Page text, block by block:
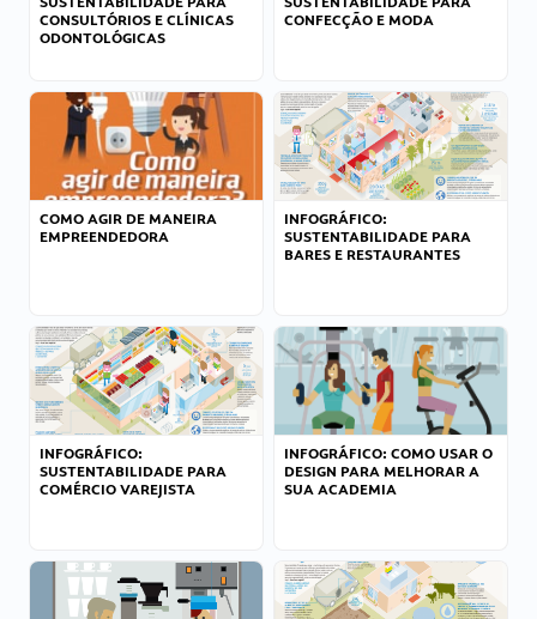
CONSULTÓRIOS E CLÍNICAS
ODONTOLÓGICAS
CONFECÇÃO E MODA
COMO AGIR DE MANEIRA
EMPREENDEDORA
INFOGRÁFICO:
SUSTENTABILIDADE PARA
BARES E RESTAURANTES
INFOGRÁFICO:
SUSTENTABILIDADE PARA
COMÉRCIO VAREJISTA
INFOGRÁFICO: COMO USAR O
DESIGN PARA MELHORAR A
SUA ACADEMIA